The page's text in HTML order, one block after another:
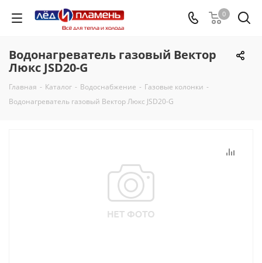
0
Водонагреватель газовый Вектор
Люкс JSD20-G
Главная - Каталог - Водоснабжение - Газовые колонки -
Водонагреватель газовый Вектор Люкс JSD20-G